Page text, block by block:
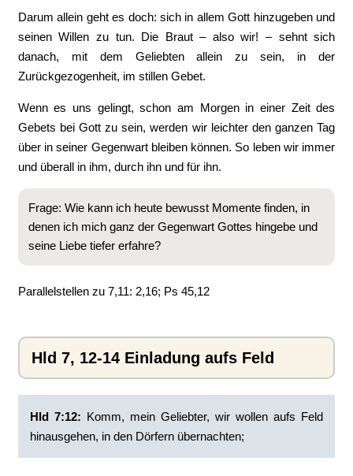
Darum allein geht es doch: sich in allem Gott hinzugeben und
seinen Willen zu tun. Die Braut – also wir! – sehnt sich
danach, mit dem Geliebten allein zu sein, in der
Zurückgezogenheit, im stillen Gebet.
Wenn es uns gelingt, schon am Morgen in einer Zeit des
Gebets bei Gott zu sein, werden wir leichter den ganzen Tag
über in seiner Gegenwart bleiben können. So leben wir immer
und überall in ihm, durch ihn und für ihn.
Frage: Wie kann ich heute bewusst Momente finden, in
denen ich mich ganz der Gegenwart Gottes hingebe und
seine Liebe tiefer erfahre?
Parallelstellen zu 7,11: 2,16; Ps 45,12
Hld 7, 12-14 Einladung aufs Feld
Hld 7:12: Komm, mein Geliebter, wir wollen aufs Feld
hinausgehen, in den Dörfern übernachten;